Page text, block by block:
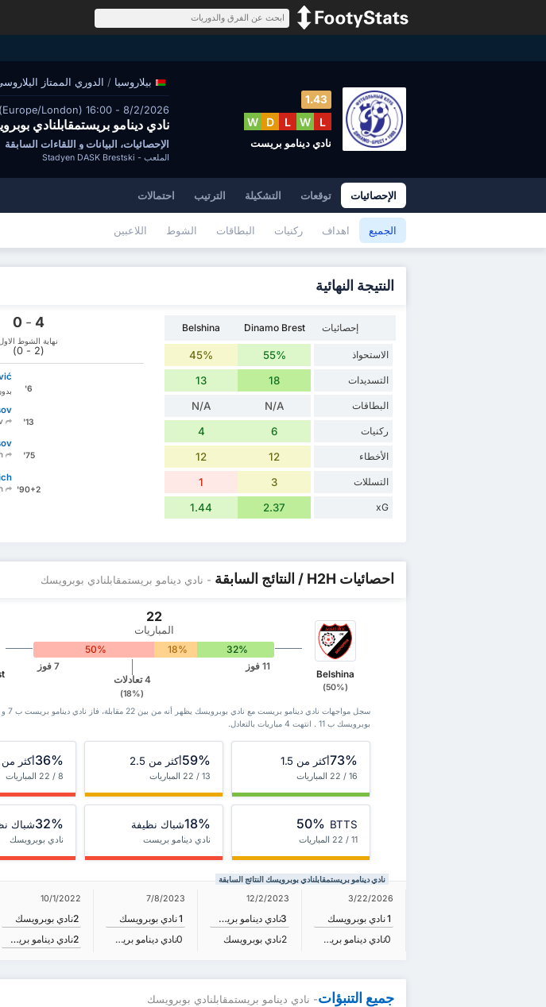
بيلاروسيا / الدوري الممتاز
8/2/2026 - 16:00 (Europe/London)
نادي دينامو بريستمقابلنادي
الإحصائيات، البيانات و اللقاءات السابقة
الملعب - Stadyen DASK Brestski
1.43
L
W
L
D
W
نادي دينامو بريست
الإحصائيات توقعات التشكيلة الترتيب احتمالات
الجميع اهداف ركنيات البطاقات الشوط اللاعبين
النتيجة النهائية
4
-
نهاية الشوط الاول
(2 - 0)
6'
Egor Khralenkov 13'
Denis Kovalevich 75'
Denis Kovalevich 90+2'
إحصائيات Dinamo Brest
Belshina
الاستحواذ 55%
45%
التسديدات 18
13
البطاقات N/A
N/A
ركنيات 6
4
الأخطاء 12
12
التسللات 3
1
xG
2.37
1.44
احصائيات H2H / النتائج السابقة - نادي دينامو بريستمقابلنادي بوبرويسك
22
المباريات
32%
18%
50%
7 فوز
4 تعادلات
(18%)
11 فوز
Belshina
(50%)
سجل
بوبرويسك ب 11 . انتهت 4 مباريات بالتعادل.
73%أكثر من 1.5
16 / 22 المباريات
59%أكثر من 2.5
13 / 22 المباريات
36%أكثر من 3.5
8 / 22 المباريات
50% BTTS
11 / 22 المباريات
18%شباك نظيفة
نادي دينامو بريست
32%شباك
نادي بوبرويسك
نادي دينامو بريستمقابلنادي بوبرويسك النتائج السابقة
3/22/2026
نادي بوبرويسك1
نادي دينامو بريست
0
12/2/2023
نادي دينامو بريست
3
نادي بوبرويسك2
7/8/2023
نادي بوبرويسك1
نادي دينامو بريست
0
10/1/2022
نادي بوبرويسك2
نادي دينامو بريست
2
جميع التنبؤات- نادي دينامو بريستمقابلنادي بوبرويسك